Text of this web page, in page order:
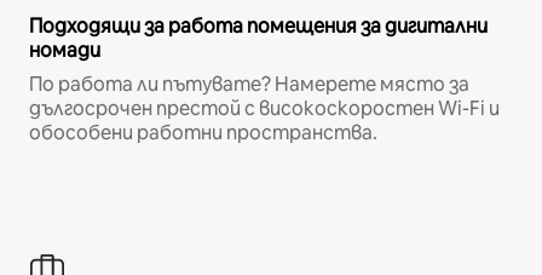
Подходящи за работа помещения за дигитални
номади
По работа ли пътувате? Намерете място за
дългосрочен престой с високоскоростен Wi-Fi и
обособени работни пространства.